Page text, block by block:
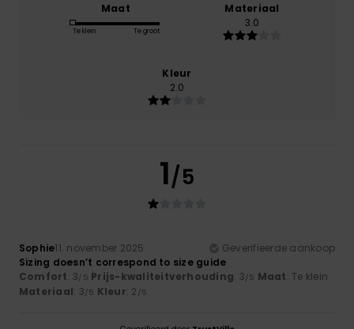
Maat
Te klein Te groot
Materiaal
3.0
Kleur
2.0
1/5
Sophie11. november 2025
Geverifieerde aankoop
Sizing doesn’t correspond to size guide
Comfort: 3/5 Prijs-kwaliteitverhouding: 3/5 Maat: Te klein
Materiaal: 3/5 Kleur: 2 /5